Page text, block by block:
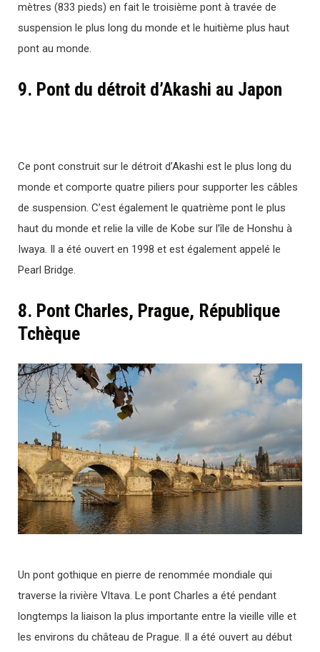
mètres (833 pieds) en fait le troisième pont à travée de
suspension le plus long du monde et le huitième plus haut
pont au monde.
9. Pont du détroit d’Akashi au Japon
Ce pont construit sur le détroit d’Akashi est le plus long du
monde et comporte quatre piliers pour supporter les câbles
de suspension. C’est également le quatrième pont le plus
haut du monde et relie la ville de Kobe sur l’île de Honshu à
Iwaya. Il a été ouvert en 1998 et est également appelé le
Pearl Bridge.
8. Pont Charles, Prague, République
Tchèque
Un pont gothique en pierre de renommée mondiale qui
traverse la rivière Vltava. Le pont Charles a été pendant
longtemps la liaison la plus importante entre la vieille ville et
les environs du château de Prague. Il a été ouvert au début